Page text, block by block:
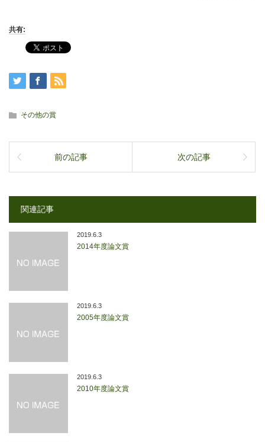
共有:
その他の賞
前の記事 次の記事
関連記事
2019.6.3
2014年度論文賞
2019.6.3
2005年度論文賞
2019.6.3
2010年度論文賞